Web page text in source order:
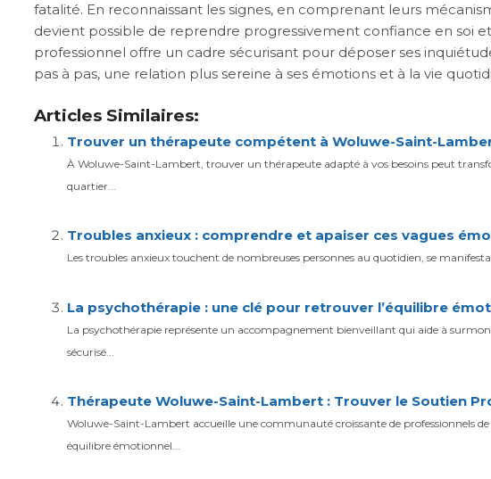
fatalité. En reconnaissant les signes, en comprenant leurs
devient possible de reprendre progressivement confiance en soi
professionnel offre un cadre sécurisant pour déposer ses
pas à pas, une relation plus sereine à ses émotions et à la vie
Articles Similaires:
Trouver un thérapeute compétent à Woluwe-Saint-
À Woluwe-Saint-Lambert, trouver un thérapeute adapté à vos besoins peut
quartier...
Troubles anxieux : comprendre et apaiser ces vagues
Les troubles anxieux touchent de nombreuses personnes au quotidien, se
La psychothérapie : une clé pour retrouver l’équilibre
La psychothérapie représente un accompagnement bienveillant qui aide à
sécurisé...
Thérapeute Woluwe-Saint-Lambert : Trouver le Soutien
Woluwe-Saint-Lambert accueille une communauté croissante de professionnels
équilibre émotionnel...